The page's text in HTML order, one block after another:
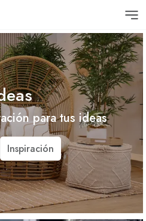
para tus ideas
Inspiración